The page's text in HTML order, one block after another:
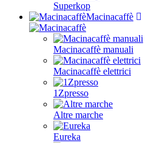
Superkop
Macinacaffè
Macinacaffè manuali
Macinacaffè elettrici
1Zpresso
Altre marche
Eureka